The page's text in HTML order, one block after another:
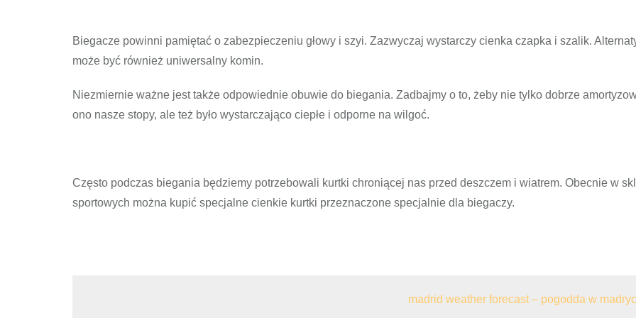
Biegacze powinni pamiętać o zabezpieczeniu głowy i szyi. Zazwyczaj wystarczy cienka czapka i szalik.
może być również uniwersalny komin.
Niezmiernie ważne jest także odpowiednie obuwie do biegania. Zadbajmy o to, żeby nie tylko dobrze
ono nasze stopy, ale też było wystarczająco ciepłe i odporne na wilgoć.
Często podczas biegania będziemy potrzebowali kurtki chroniącej nas przed deszczem i wiatrem. Obecnie w
sportowych można kupić specjalne cienkie kurtki przeznaczone specjalnie dla biegaczy.
madrid weather forecast – pogodda w